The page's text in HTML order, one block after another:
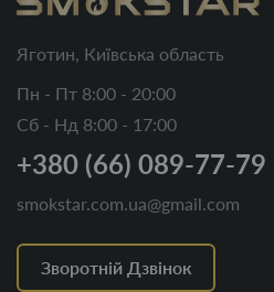
Яготин, Київська область
Пн - Пт 8:00 - 20:00
Сб - Нд 8:00 - 17:00
+380 (66) 089-77-79
smokstar.com.ua@gmail.com
Зворотній Дзвінок